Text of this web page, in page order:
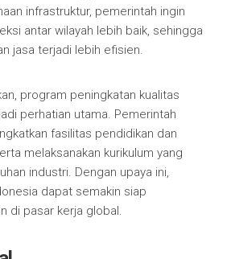
infrastruktur, pemerintah ingin
antar wilayah lebih baik, sehingga
jasa terjadi lebih efisien.
program peningkatan kualitas
perhatian utama. Pemerintah
fasilitas pendidikan dan
melaksanakan kurikulum yang
industri. Dengan upaya ini,
dapat semakin siap
di pasar kerja global.